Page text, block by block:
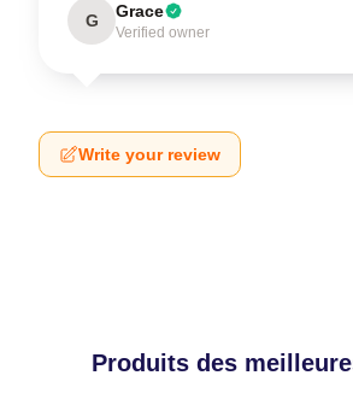
G Grace
Verified owner
Write your review
Produits des